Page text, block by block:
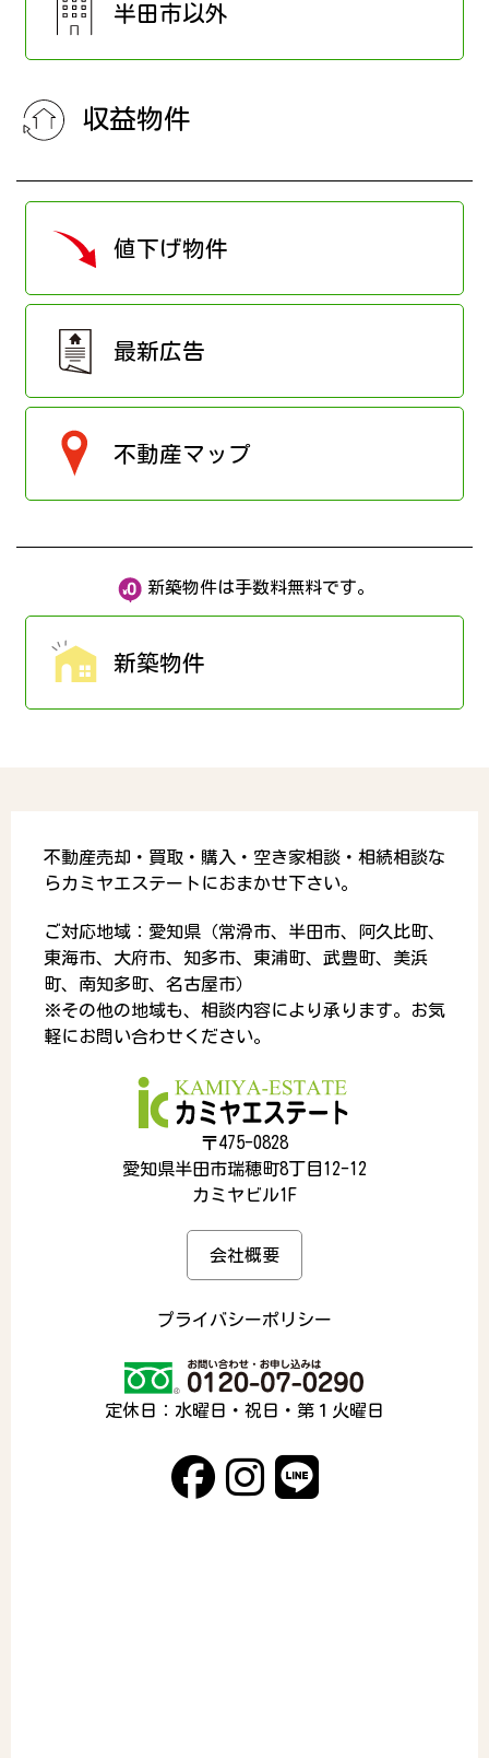
半田市以外
収益物件
値下げ物件
最新広告
不動産マップ
新築物件は手数料無料です。
新築物件
不動産売却・買取・購入・空き家相談・相続相談な
らカミヤエステートにおまかせ下さい。
ご対応地域：愛知県（常滑市、半田市、阿久比町、
東海市、大府市、知多市、東浦町、武豊町、美浜
町、南知多町、名古屋市）
※その他の地域も、相談内容により承ります。お気
軽にお問い合わせください。
〒475-0828
愛知県半田市瑞穂町8丁目12-12
カミヤビル1F
会社概要
プライバシーポリシー
定休日：水曜日・祝日・第１火曜日